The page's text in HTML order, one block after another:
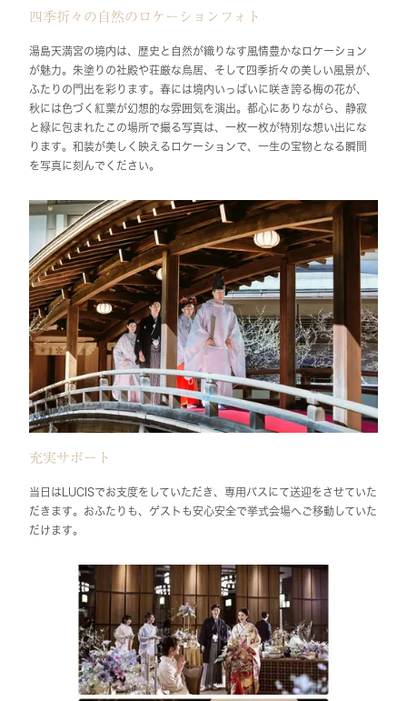
四季折々の自然のロケーションフォト
湯島天満宮の境内は、歴史と自然が織りなす風情豊かなロケーション
が魅力。朱塗りの社殿や荘厳な鳥居、そして四季折々の美しい風景が、
ふたりの門出を彩ります。春には境内いっぱいに咲き誇る梅の花が、
秋には色づく紅葉が幻想的な雰囲気を演出。都心にありながら、静寂
と緑に包まれたこの場所で撮る写真は、一枚一枚が特別な想い出にな
ります。和装が美しく映えるロケーションで、一生の宝物となる瞬間
を写真に刻んでください。
充実サポート
当日はLUCISでお支度をしていただき、専用バスにて送迎をさせていた
だきます。おふたりも、ゲストも安心安全で挙式会場へご移動していた
だけます。